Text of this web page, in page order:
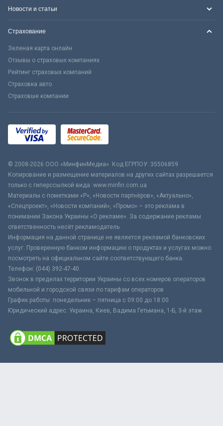
Новости и статьи
Страхование
Зеленая карта онлайн
Отзывы о страховых компаниях
Рейтинг страховых компаний
Страховка авто
Страховые компании
© 2008-2026 ООО «МинфинМедиа». Код ЕГРПОУ: 35506859
Копирование и размещение материалов на других сайтах разрешается
только с гиперссылкой вида: www.minfin.com.ua
Материалы с пометками «Р», «Новости партнёров», «Актуально»,
«Спецпроект», «Новости компаний», «Промо» – это реклама в
понимании Закона Украины «О рекламе». За содержание рекламы
ответственность несёт рекламодатель.
Информация на данной странице не является рекламой банковских
услуг. Проверенную банком информацию о продуктах и услугах можно
посмотреть на официальном сайте соответствующего банка.
Телефон: (044) 392-47-40
Звонок в пределах территории Украины со всех номеров операторов
мобильной и городской связи по тарифам операторов
График работы: понедельник – пятница с 09:00 до 18:00
Юридический адрес: Украина, Киев, Вадима Гетьмана, 1-Б, 3-й этаж